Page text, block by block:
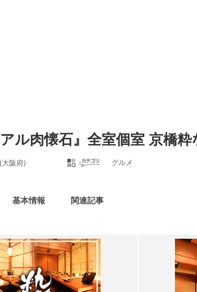
アル肉懐石』全室個室 京橋
阪府) グルメ
基本情報 関連記事